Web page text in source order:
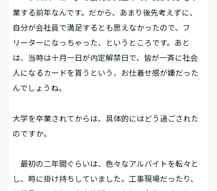
業する前年なんです。だから、あまり後先考えずに、
自分が会社員で満足するとも思えなかったので、フ
リーターになっちゃった、というところです。あと
は、当時は十月一日が内定解禁日で、皆が一斉に社会
人になるカードを貰うという、お仕着せ感が嫌だった
んでしょうね。
――大学を卒業されてからは、具体的にはどう過ごされた
のですか。
最初の二年間ぐらいは、色々なアルバイトを転々と
し、時に掛け持ちしていました。工事現場だったり、